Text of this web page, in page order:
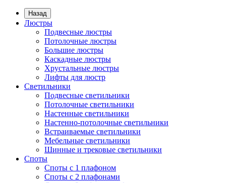
Назад
Люстры
Подвесные люстры
Потолочные люстры
Большие люстры
Каскадные люстры
Хрустальные люстры
Лифты для люстр
Светильники
Подвесные светильники
Потолочные светильники
Настенные светильники
Настенно-потолочные светильники
Встраиваемые светильники
Мебельные светильники
Шинные и трековые светильники
Споты
Споты с 1 плафоном
Споты с 2 плафонами